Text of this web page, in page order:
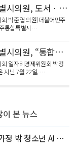
박준엽 전남광주통합특별시의원, 도서ㆍ벽지 품는 통합 AI교수학습플랫폼 주문
박준엽 의원(더불어민주
통합특별시…
박정선 전남광주통합특별시의원, “통합특별시 노동ㆍ일자리 조례 제정으로 권익 보호와 상생 발전 계기 되길”
일자리경제위원회 박정
지난 7월 22일, …
소년 AI 서울 캠프
이 본 뉴스